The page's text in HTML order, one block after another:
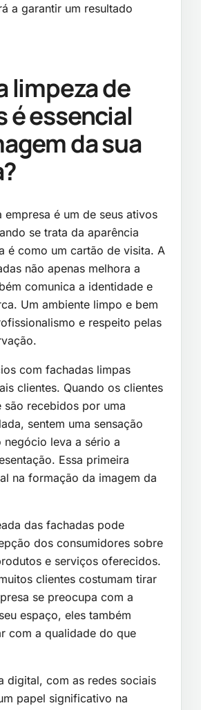
a garantir um resultado
limpeza de
é essencial
da sua
empresa é um de seus ativos
se trata da aparência
é como um cartão de visita. A
não apenas melhora a
comunica a identidade e
Um ambiente limpo e bem
e respeito pelas
com fachadas limpas
clientes. Quando os clientes
são recebidos por uma
sentem uma sensação
negócio leva a sério a
Essa primeira
na formação da imagem da
das fachadas pode
dos consumidores sobre
e serviços oferecidos.
clientes costumam tirar
se preocupa com a
espaço, eles também
com a qualidade do que
digital, com as redes sociais
papel significativo na